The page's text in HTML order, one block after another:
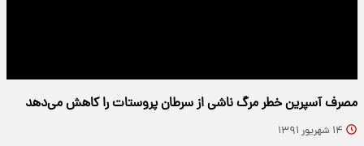
مصرف آسپرین خطر مرگ ناشی از سرطان پروستات را کاهش می‌دهد
۱۴ شهریور ۱۳۹۱